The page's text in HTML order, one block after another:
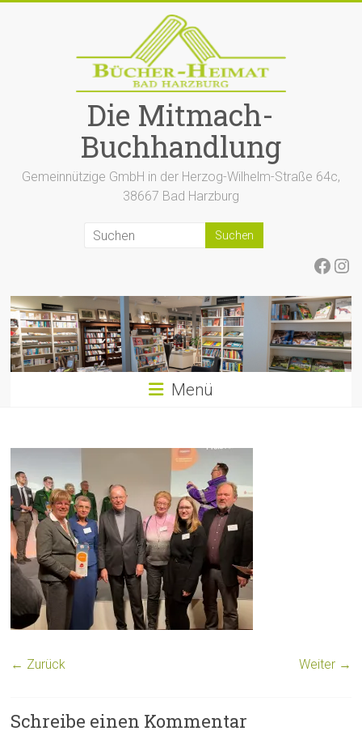
Die Mitmach-
Buchhandlung
Gemeinnützige GmbH in der Herzog-Wilhelm-Straße 64c,
38667 Bad Harzburg
Menü
← Zurück Weiter →
Schreibe einen Kommentar